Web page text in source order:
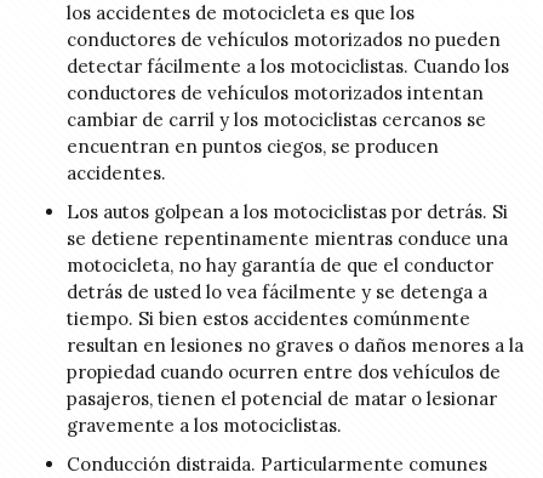
los accidentes de motocicleta es que los
conductores de vehículos motorizados no pueden
detectar fácilmente a los motociclistas. Cuando los
conductores de vehículos motorizados intentan
cambiar de carril y los motociclistas cercanos se
encuentran en puntos ciegos, se producen
accidentes.
Los autos golpean a los motociclistas por detrás. Si
se detiene repentinamente mientras conduce una
motocicleta, no hay garantía de que el conductor
detrás de usted lo vea fácilmente y se detenga a
tiempo. Si bien estos accidentes comúnmente
resultan en lesiones no graves o daños menores a la
propiedad cuando ocurren entre dos vehículos de
pasajeros, tienen el potencial de matar o lesionar
gravemente a los motociclistas.
Conducción distraida. Particularmente comunes